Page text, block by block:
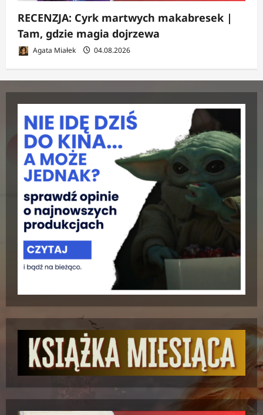
RECENZJA: Cyrk martwych makabresek |
Tam, gdzie magia dojrzewa
Agata Miałek 04.08.2026